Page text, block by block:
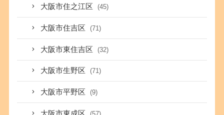
大阪市住之江区 (45)
大阪市住吉区 (71)
大阪市東住吉区 (32)
大阪市生野区 (71)
大阪市平野区 (9)